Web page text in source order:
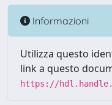
Informazioni
Utilizza questo
link a questo
https://